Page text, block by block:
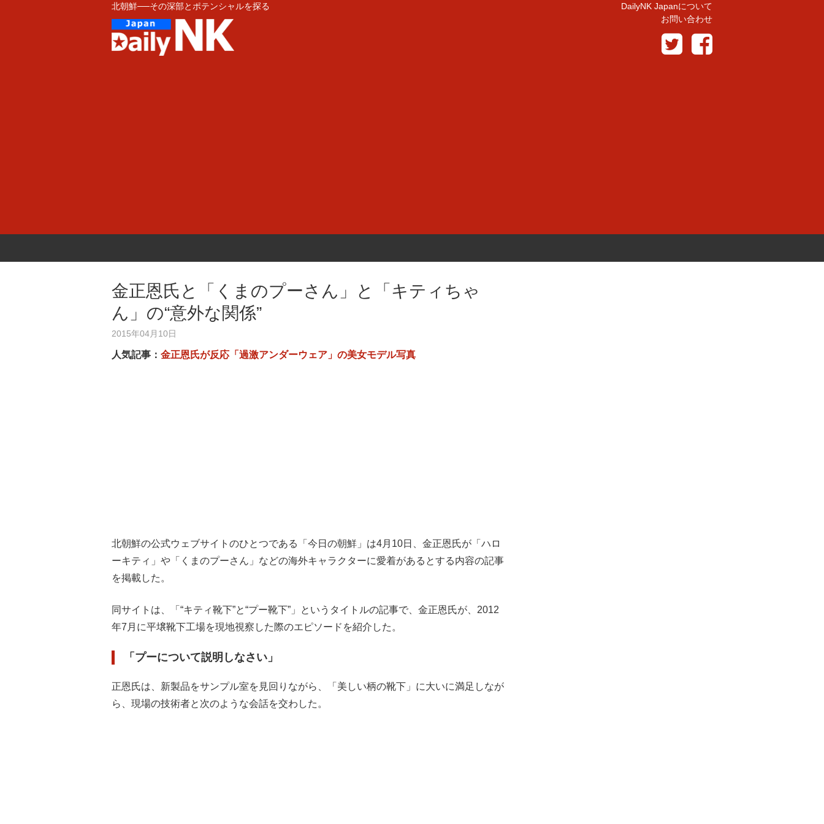
北朝鮮──その深部とポテンシャルを探る
DailyNK Japanについて
お問い合わせ
金正恩氏と「くまのプーさん」と「キティちゃ
ん」の“意外な関係”
2015年04月10日
人気記事： 金正恩氏が反応「過激アンダーウェア」の美女モデル写真
北朝鮮の公式ウェブサイトのひとつである「今日の朝鮮」は4月10日、金正恩氏が「ハロ
ーキティ」や「くまのプーさん」などの海外キャラクターに愛着があるとする内容の記事
を掲載した。
同サイトは、「“キティ靴下”と“プー靴下”」というタイトルの記事で、金正恩氏が、2012
年7月に平壌靴下工場を現地視察した際のエピソードを紹介した。
「プーについて説明しなさい」
正恩氏は、新製品をサンプル室を見回りながら、「美しい柄の靴下」に大いに満足しなが
ら、現場の技術者と次のような会話を交わした。